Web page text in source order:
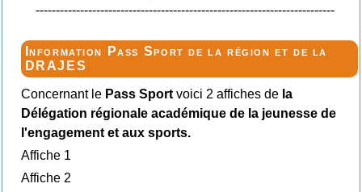
--------------------------------------------------------------------------
Information Pass Sport de la région et de la
DRAJES
Concernant lePass Sportvoici 2 affiches dela
Délégation régionale académique de la jeunesse de
l'engagement et aux sports.
Affiche 1
Affiche 2